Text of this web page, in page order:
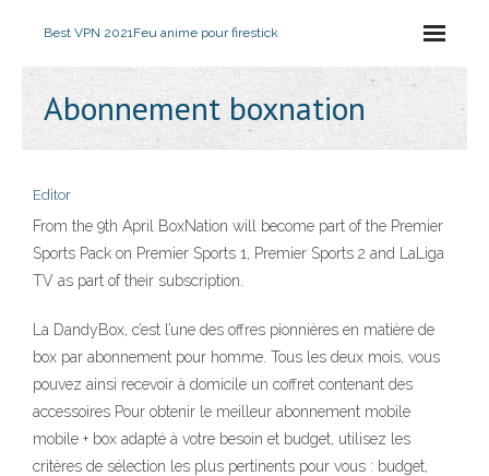
Best VPN 2021Feu anime pour firestick
Abonnement boxnation
Editor
From the 9th April BoxNation will become part of the Premier
Sports Pack on Premier Sports 1, Premier Sports 2 and LaLiga
TV as part of their subscription.
La DandyBox, c’est l’une des offres pionnières en matière de
box par abonnement pour homme. Tous les deux mois, vous
pouvez ainsi recevoir à domicile un coffret contenant des
accessoires Pour obtenir le meilleur abonnement mobile
mobile + box adapté à votre besoin et budget, utilisez les
critères de sélection les plus pertinents pour vous : budget,